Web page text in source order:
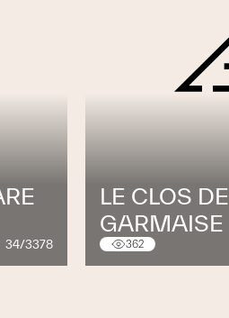
34/3378
LE CLOS DE
GARMAISE
362